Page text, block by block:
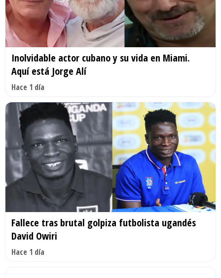
Inolvidable actor cubano y su vida en Miami.
Aquí está Jorge Alí
Hace 1 día
Fallece tras brutal golpiza futbolista ugandés
David Owiri
Hace 1 día